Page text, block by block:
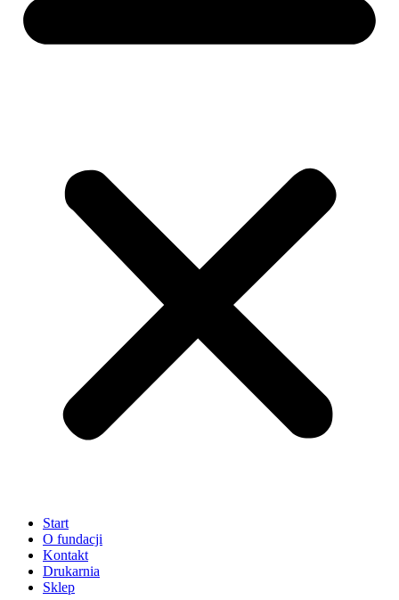
Start
O fundacji
Kontakt
Drukarnia
Sklep